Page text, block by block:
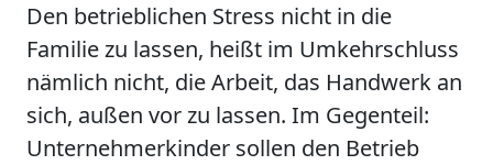
Den betrieblichen Stress nicht in die
Familie zu lassen, heißt im Umkehrschluss
nämlich nicht, die Arbeit, das Handwerk an
sich, außen vor zu lassen. Im Gegenteil:
Unternehmerkinder sollen den Betrieb